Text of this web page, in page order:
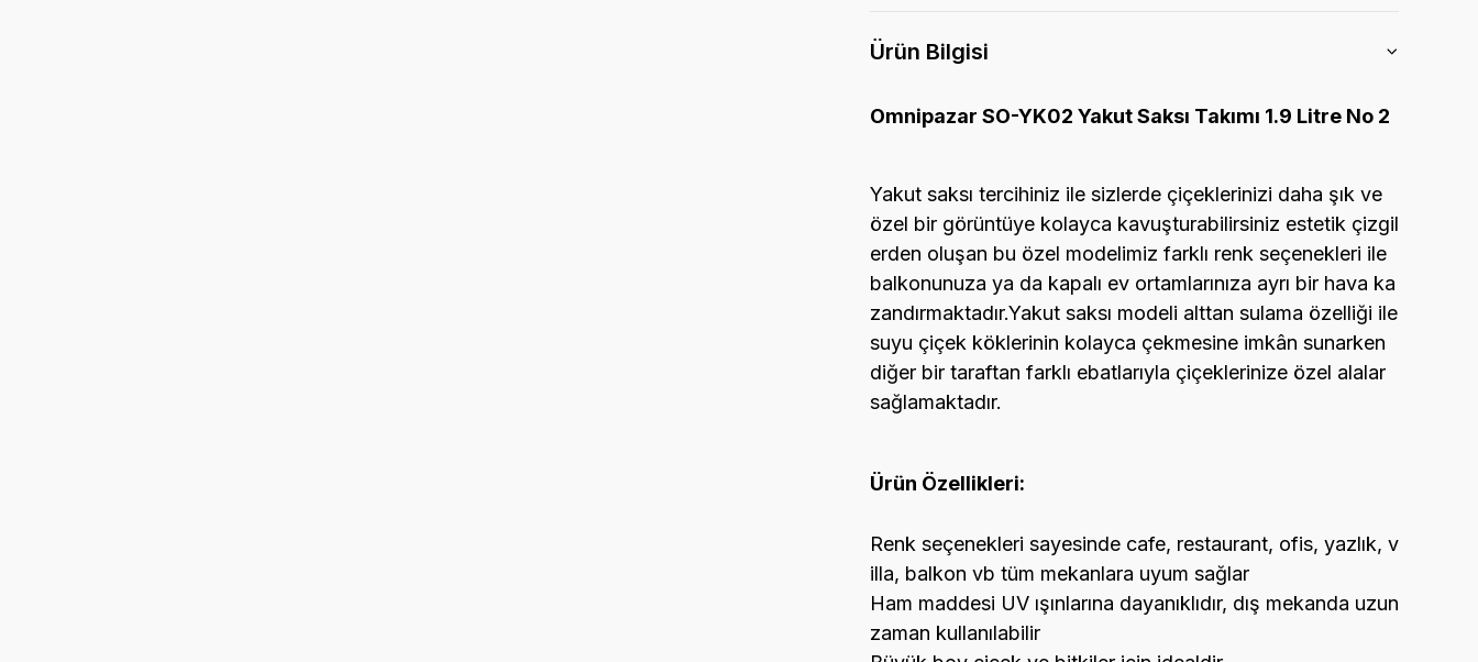
Ürün Bilgisi
Omnipazar SO-YK02 Yakut Saksı Takımı 1.9 Litre No 2
Yakut saksı tercihiniz ile sizlerde çiçeklerinizi daha şık ve
özel bir görüntüye kolayca kavuşturabilirsiniz estetik çizgil
erden oluşan bu özel modelimiz farklı renk seçenekleri ile
balkonunuza ya da kapalı ev ortamlarınıza ayrı bir hava ka
zandırmaktadır.Yakut saksı modeli alttan sulama özelliği ile
suyu çiçek köklerinin kolayca çekmesine imkân sunarken
diğer bir taraftan farklı ebatlarıyla çiçeklerinize özel alalar
sağlamaktadır.
Ürün Özellikleri:
Renk seçenekleri sayesinde cafe, restaurant, ofis, yazlık, v
illa, balkon vb tüm mekanlara uyum sağlar
Ham maddesi UV ışınlarına dayanıklıdır, dış mekanda uzun
zaman kullanılabilir